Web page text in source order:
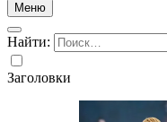
Меню
Найти:
Заголовки